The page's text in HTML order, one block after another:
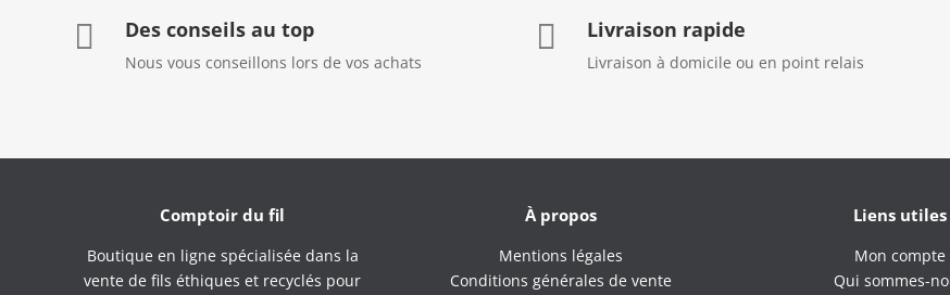
 Des conseils au top
Nous vous conseillons lors de vos achats
 Livraison rapide
Livraison à domicile ou en point relais
Comptoir du fil
Boutique en ligne spécialisée dans la
vente de fils éthiques et recyclés pour
À propos
Mentions légales
Conditions générales de vente
Liens utiles
Mon compte
Qui sommes-